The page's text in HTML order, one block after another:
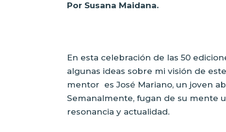
Por Susana Maidana.
En esta celebración de las 50
algunas ideas sobre mi visión de
mentor es José Mariano, un joven
Semanalmente, fugan de su mente
resonancia y actualidad.